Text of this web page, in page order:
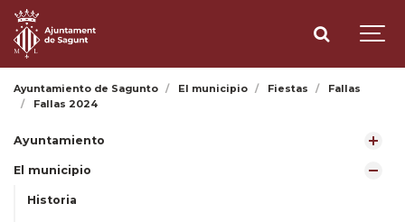
Ayuntamiento de Sagunto El municipio Fiestas
Fallas
Fallas 2024
Ayuntamiento
El municipio
Historia